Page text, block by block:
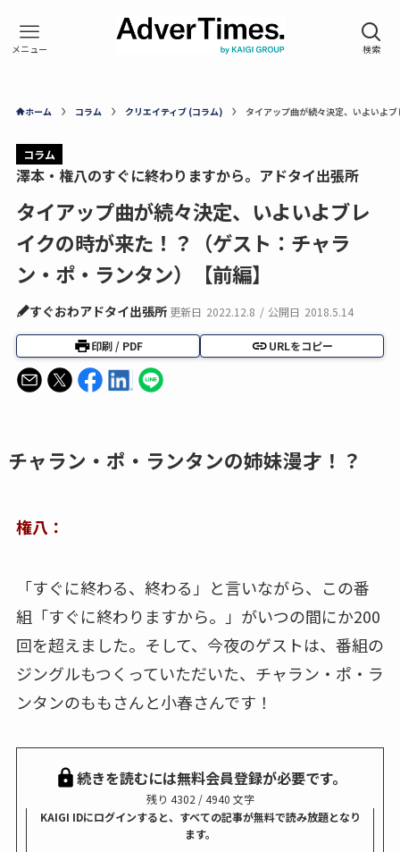
ホーム コラム クリエイティブ (コラム) タイアップ曲が続々決定、いよいよ
コラム
澤本・権八のすぐに終わりますから。アドタイ出張所
タイアップ曲が続々決定、いよいよブレ
イクの時が来た！？（ゲスト：チャラ
ン・ポ・ランタン）【前編】
すぐおわアドタイ出張所 更新日 2022.12.8 / 公開日 2018.5.14
印刷 / PDF URLをコピー
チャラン・ポ・ランタンの姉妹漫才！？
権八：
「すぐに終わる、終わる」と言いながら、この番
組「すぐに終わりますから。」がいつの間にか200
回を超えました。そして、今夜のゲストは、番組の
ジングルもつくっていただいた、チャラン・ポ・ラ
ンタンのももさんと小春さんです！
続きを読むには無料会員登録が必要です。
残り 4302 / 4940 文字
KAIGI IDにログインすると、すべての記事が無料で読み放題となり
ます。